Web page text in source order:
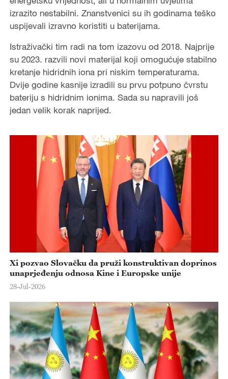
izrazito nestabilni. Znanstvenici su ih godinama teško
uspijevali izravno koristiti u baterijama.
Istraživački tim radi na tom izazovu od 2018. Najprije
su 2023. razvili novi materijal koji omogućuje stabilno
kretanje hidridnih iona pri niskim temperaturama.
Dvije godine kasnije izradili su prvu potpuno čvrstu
bateriju s hidridnim ionima. Sada su napravili još
jedan velik korak naprijed.
Xi pozvao Slovačku da pruži konstruktivan doprinos
unaprjeđenju odnosa Kine i Europske unije
28-Jul-2026